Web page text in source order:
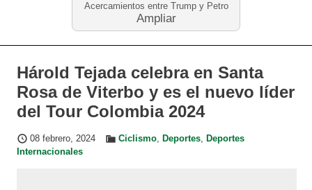
Acercamientos entre Trump y Petro
Ampliar
Hárold Tejada celebra en Santa
Rosa de Viterbo y es el nuevo líder
del Tour Colombia 2024
08 febrero, 2024 Ciclismo, Deportes, Deportes
Internacionales